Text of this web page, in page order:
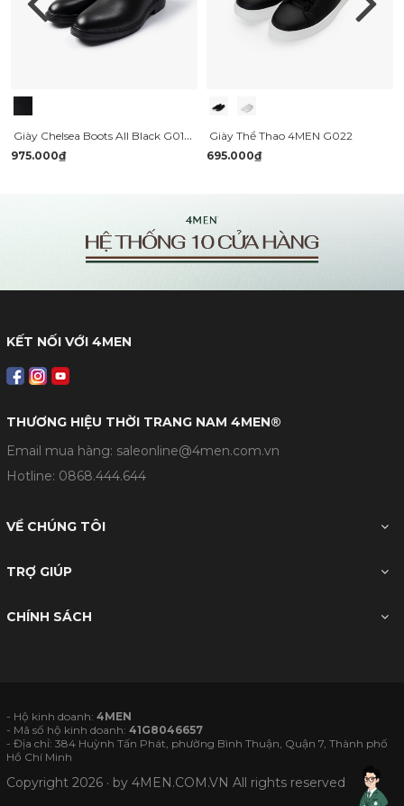
Giày Chelsea Boots All Black G018 Màu Đen
975.000₫
Giày Thể Thao 4MEN G022
695.000₫
KẾT NỐI VỚI 4MEN
THƯƠNG HIỆU THỜI TRANG NAM 4MEN®
Email mua hàng: saleonline@4men.com.vn
Hotline: 0868.444.644
VỀ CHÚNG TÔI
TRỢ GIÚP
CHÍNH SÁCH
- Hộ kinh doanh:4MEN
- Mã số hộ kinh doanh:41G8046657
- Địa chỉ: 384 Huỳnh Tấn Phát, phường Bình Thuận, Quận 7, Thành phố
Hồ Chí Minh
Copyright 2026 · by4MEN.COM.VN All rights reserved